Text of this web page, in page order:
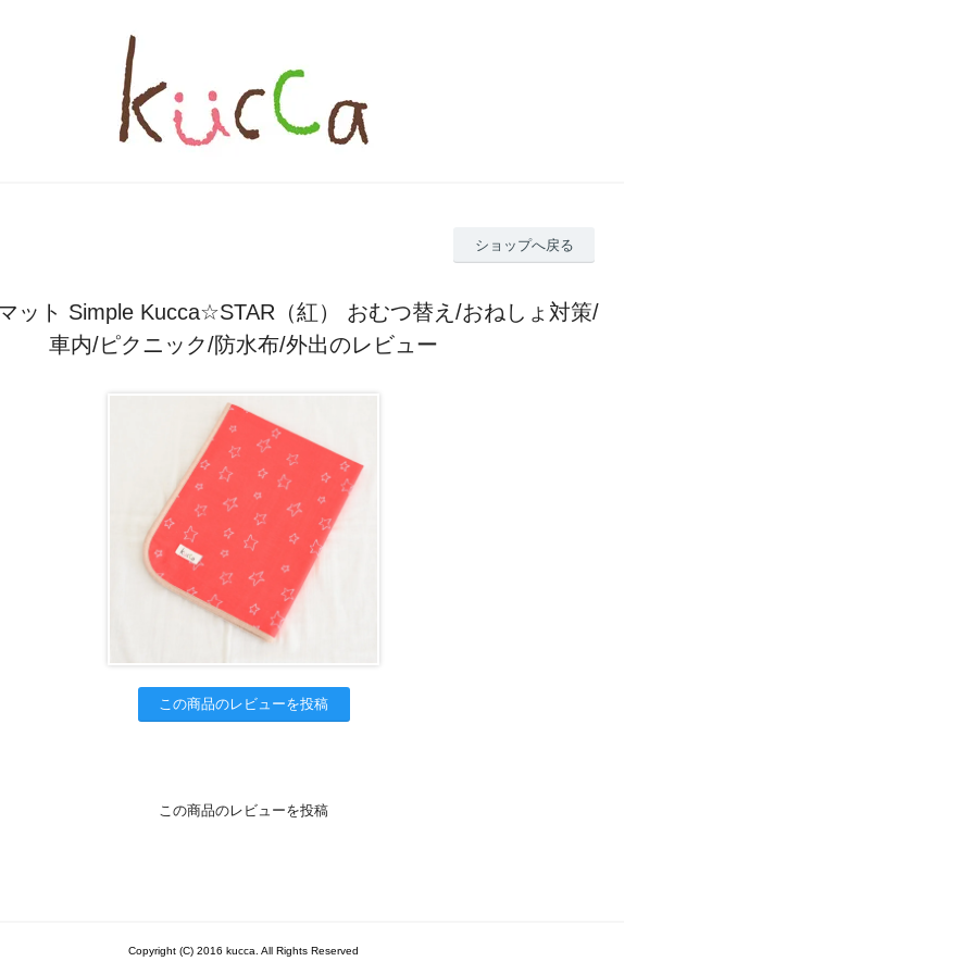
ショップへ戻る
ット Simple Kucca☆STAR（紅） おむつ替え/おねしょ対策/
車内/ピクニック/防水布/外出のレビュー
この商品のレビューを投稿
この商品のレビューを投稿
Copyright (C) 2016 kucca. All Rights Reserved